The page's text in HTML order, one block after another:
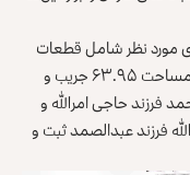
مورد نظر شامل قطعات
چهار و پنج کدستری است که قطعه چهار آن به مساحت ۶۳.۹۵ جریب و
به‌نام غلامحمد فرزند حاجی امرالله و
فرزند عبدالصمد ثبت و